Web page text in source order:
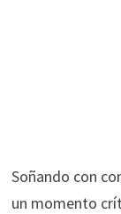
Soñando con
un momento